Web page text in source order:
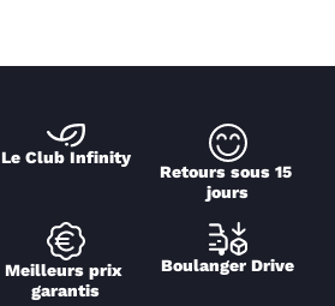
Le Club Infinity
Retours sous 15
jours
Meilleurs prix
garantis
Boulanger Drive